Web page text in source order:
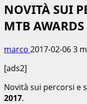
NOVITÀ SUI
MTB
marco 2017-02-063
[ads2]
Novità sui percorsi e
2017.